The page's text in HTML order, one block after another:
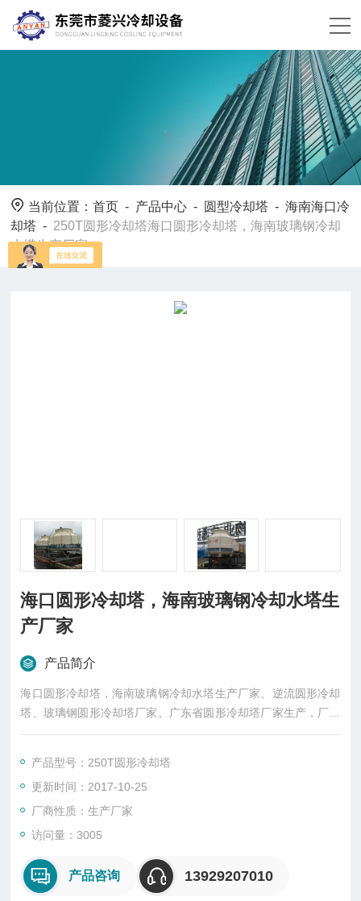
当前位置：首页 - 产品中心 - 圆型冷却塔 -海南海口冷
却塔 - 250T圆形冷却塔海口圆形冷却塔，海南玻璃钢冷却
水塔生产厂家
海口圆形冷却塔，海南玻璃钢冷却水塔生
产厂家
产品简介
海口圆形冷却塔，海南玻璃钢冷却水塔生产厂家、逆流圆形冷却
塔、玻璃钢圆形冷却塔厂家、广东省圆形冷却塔厂家生产，厂价
直销海南各大城市，选型报价。汽车运输，现场组装调试
产品型号：250T圆形冷却塔
更新时间：2017-10-25
厂商性质：生产厂家
访问量：3005
产品咨询 13929207010